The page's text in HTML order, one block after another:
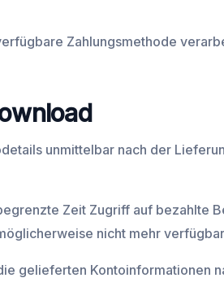
Zahlungsmethode
unmittelbar nach der
Zeit Zugriff auf bezahlte
nicht mehr
gelieferten Kontoinformationen